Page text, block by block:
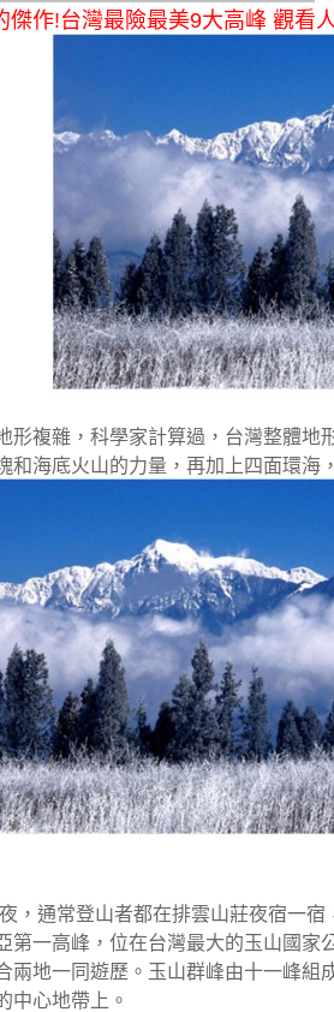
傑作!台灣最險最美9大高峰 觀看
形複雜，科學家計算過，台灣整體
和海底火山的力量，再加上四面環海
，通常登山者都在排雲山莊夜宿一宿
第一高峰，位在台灣最大的玉山國
兩地一同遊歷。玉山群峰由十一峰
中心地帶上。